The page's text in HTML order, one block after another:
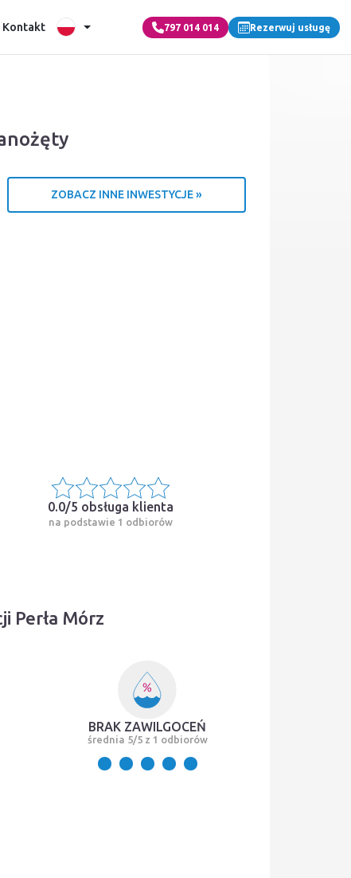
Kontakt 797 014 014 Rezerwuj usługę
ZOBACZ INNE INWESTYCJE »
0.0/5 obsługa klienta
na podstawie 1 odbiorów
Perła Mórz
BRAK ZAWILGOCEŃ
średnia 5/5 z 1 odbiorów